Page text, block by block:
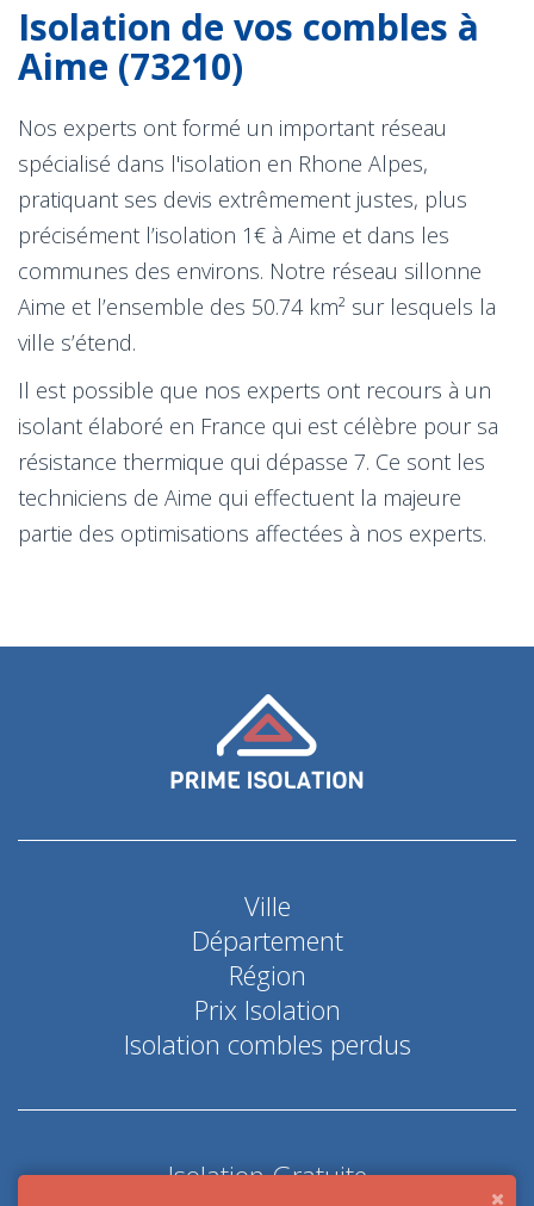
Isolation de vos combles à
Aime (73210)
Nos experts ont formé un important réseau
spécialisé dans l'isolation en Rhone Alpes,
pratiquant ses devis extrêmement justes, plus
précisément l’isolation 1€ à Aime et dans les
communes des environs. Notre réseau sillonne
Aime et l’ensemble des 50.74 km² sur lesquels la
ville s’étend.
Il est possible que nos experts ont recours à un
isolant élaboré en France qui est célèbre pour sa
résistance thermique qui dépasse 7. Ce sont les
techniciens de Aime qui effectuent la majeure
partie des optimisations affectées à nos experts.
Ville
Département
Région
Prix Isolation
Isolation combles perdus
Isolation Gratuite